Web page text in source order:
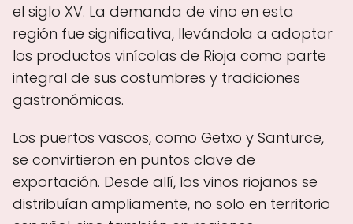
el siglo XV. La demanda de vino en esta
región fue significativa, llevándola a adoptar
los productos vinícolas de Rioja como parte
integral de sus costumbres y tradiciones
gastronómicas.
Los puertos vascos, como Getxo y Santurce,
se convirtieron en puntos clave de
exportación. Desde allí, los vinos riojanos se
distribuían ampliamente, no solo en territorio